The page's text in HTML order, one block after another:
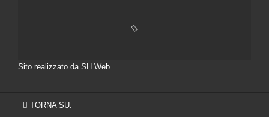
Sito realizzato da SH Web
TORNA SU.